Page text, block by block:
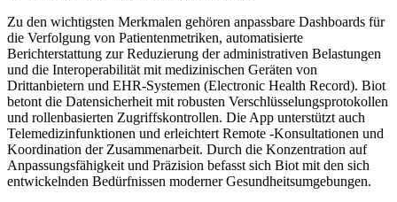
Zu den wichtigsten Merkmalen gehören anpassbare Dashboards für
die Verfolgung von Patientenmetriken, automatisierte
Berichterstattung zur Reduzierung der administrativen Belastungen
und die Interoperabilität mit medizinischen Geräten von
Drittanbietern und EHR-Systemen (Electronic Health Record). Biot
betont die Datensicherheit mit robusten Verschlüsselungsprotokollen
und rollenbasierten Zugriffskontrollen. Die App unterstützt auch
Telemedizinfunktionen und erleichtert Remote -Konsultationen und
Koordination der Zusammenarbeit. Durch die Konzentration auf
Anpassungsfähigkeit und Präzision befasst sich Biot mit den sich
entwickelnden Bedürfnissen moderner Gesundheitsumgebungen.